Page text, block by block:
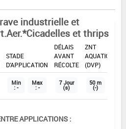
industrielle et
et thrips
STADE
D'APPLICATION
DÉLAIS
AVANT
RÉCOLTE
ZNT
AQUATIQUE
(DVP)
Min
: -
Max
: -
7 Jour
(s)
50 m
(-)
APPLICATIONS :